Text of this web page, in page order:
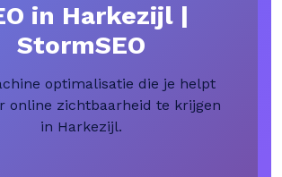
in Harkezijl |
StormSEO
optimalisatie die je helpt
online zichtbaarheid te krijgen
in Harkezijl.